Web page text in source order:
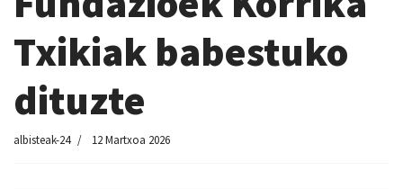
Txikiak babestuko
dituzte
albisteak-24 12 Martxoa 2026